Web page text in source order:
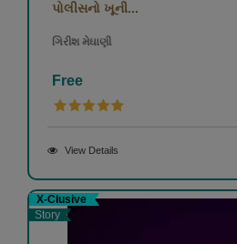
પોલીસનો ખૂની...
ગિરીશ મેઘાણી
Free
View Details
X-Clusive
Story